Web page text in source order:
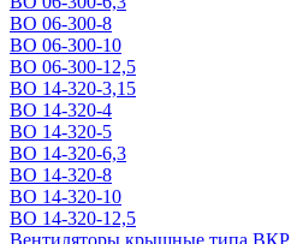
ВО 06-300-8
ВО 06-300-10
ВО 06-300-12,5
ВО 14-320-3,15
ВО 14-320-4
ВО 14-320-5
ВО 14-320-6,3
ВО 14-320-8
ВО 14-320-10
ВО 14-320-12,5
Вентиляторы крышные типа ВКР